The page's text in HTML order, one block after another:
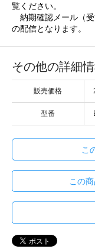
覧ください。
納期確認メール（受
の配信となります。
その他の詳細
販売価格
型番
こ
この